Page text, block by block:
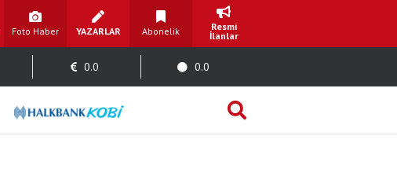
Foto Haber YAZARLAR Abonelik
Resmi
İlanlar
0.0 0.0